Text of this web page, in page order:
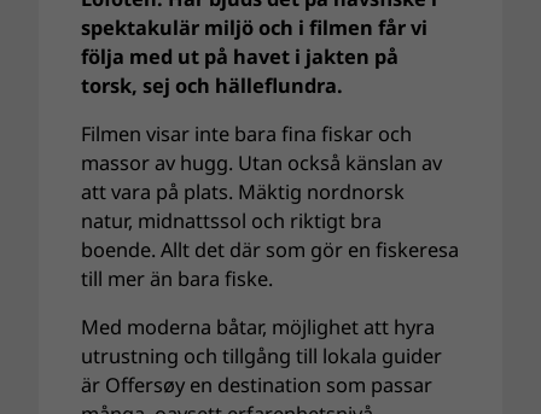
spektakulär miljö och i filmen får vi
följa med ut på havet i jakten på
torsk, sej och hälleflundra.
Filmen visar inte bara fina fiskar och
massor av hugg. Utan också känslan av
att vara på plats. Mäktig nordnorsk
natur, midnattssol och riktigt bra
boende. Allt det där som gör en fiskeresa
till mer än bara fiske.
Med moderna båtar, möjlighet att hyra
utrustning och tillgång till lokala guider
är Offersøy en destination som passar